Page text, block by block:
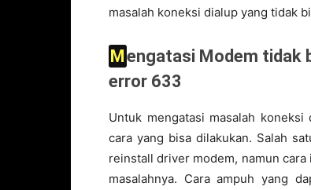
masalah koneksi dialup yang tidak
Mengatasi Modem tidak bisa konek ke internet dan muncul pesan
error 633
Untuk mengatasi masalah
cara yang bisa dilakukan. Salah
reinstall driver modem, namun
masalahnya. Cara ampuh yang